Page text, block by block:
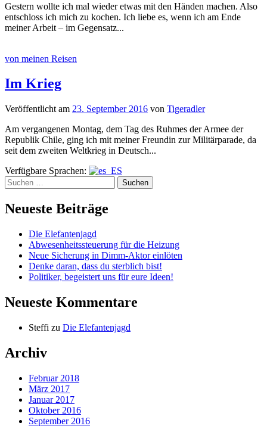
Gestern wollte ich mal wieder etwas mit den Händen machen. Also
entschloss ich mich zu kochen. Ich liebe es, wenn ich am Ende
meiner Arbeit – im Gegensatz...
von meinen Reisen
Im Krieg
Veröffentlicht am 23. September 2016 von Tigeradler
Am vergangenen Montag, dem Tag des Ruhmes der Armee der
Republik Chile, ging ich mit meiner Freundin zur Militärparade, da
seit dem zweiten Weltkrieg in Deutsch...
Verfügbare Sprachen:
Suchen
nach:
Neueste Beiträge
Die Elefantenjagd
Abwesenheitssteuerung für die Heizung
Neue Sicherung in Dimm-Aktor einlöten
Denke daran, dass du sterblich bist!
Politiker, begeistert uns für eure Ideen!
Neueste Kommentare
Steffi zu Die Elefantenjagd
Archiv
Februar 2018
März 2017
Januar 2017
Oktober 2016
September 2016